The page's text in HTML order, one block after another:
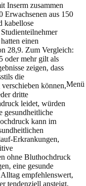
Menü
Inserm zusammen
Erwachsenen aus 150
kabellose
einen
28,9. Zum Vergleich:
oder mehr gilt als
zeigen, dass
die
können,
dritte
leidet, würden
gesundheitliche
kann im
Erkrankungen,
ohne Bluthochdruck
eine gesunde
empfehlenswert,
tendenziell ansteigt.